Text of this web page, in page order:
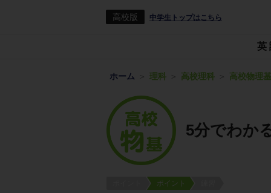
高校版 中学生トップはこちら
英
ホーム 理科 高校理科 高校物理
5分でわか
ポイント